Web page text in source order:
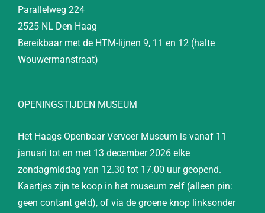
Parallelweg 224
2525 NL Den Haag
Bereikbaar met de HTM-lijnen 9, 11 en 12 (halte
Wouwermanstraat)
OPENINGSTIJDEN MUSEUM
Het Haags Openbaar Vervoer Museum is vanaf 11
januari tot en met 13 december 2026 elke
zondagmiddag van 12.30 tot 17.00 uur geopend.
Kaartjes zijn te koop in het museum zelf (alleen pin:
geen contant geld), of via de groene knop linksonder